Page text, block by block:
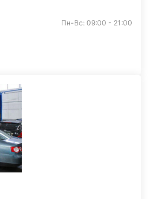
Пн-Вс: 09:00 - 21:00